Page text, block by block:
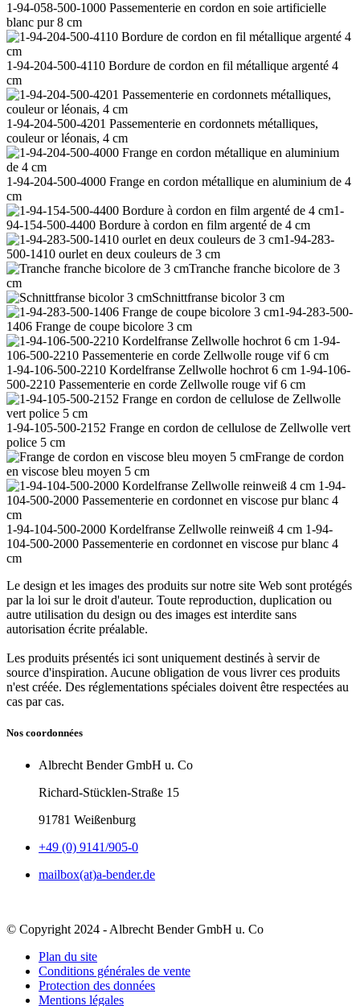
1-94-058-500-1000 Passementerie en cordon en soie artificielle
blanc pur 8 cm
1-94-204-500-4110 Bordure de cordon en fil métallique argenté 4
cm
1-94-204-500-4201 Passementerie en cordonnets métalliques,
couleur or léonais, 4 cm
1-94-204-500-4000 Frange en cordon métallique en aluminium de 4
cm
1-
94-154-500-4400 Bordure à cordon en film argenté de 4 cm
1-94-283-
500-1410 ourlet en deux couleurs de 3 cm
Tranche franche bicolore de 3
cm
Schnittfranse bicolor 3 cm
1-94-283-500-
1406 Frange de coupe bicolore 3 cm
1-94-106-500-2210 Kordelfranse Zellwolle hochrot 6 cm 1-94-106-
500-2210 Passementerie en corde Zellwolle rouge vif 6 cm
1-94-105-500-2152 Frange en cordon de cellulose de Zellwolle vert
police 5 cm
Frange de cordon
en viscose bleu moyen 5 cm
1-94-104-500-2000 Kordelfranse Zellwolle reinweiß 4 cm 1-94-
104-500-2000 Passementerie en cordonnet en viscose pur blanc 4
cm
Le design et les images des produits sur notre site Web sont protégés
par la loi sur le droit d'auteur. Toute reproduction, duplication ou
autre utilisation du design ou des images est interdite sans
autorisation écrite préalable.
Les produits présentés ici sont uniquement destinés à servir de
source d'inspiration. Aucune obligation de vous livrer ces produits
n'est créée. Des réglementations spéciales doivent être respectées au
cas par cas.
Nos coordonnées
Albrecht Bender GmbH u. Co
Richard-Stücklen-Straße 15
91781 Weißenburg
+49 (0) 9141/905-0
mailbox(at)a-bender.de
© Copyright 2024 - Albrecht Bender GmbH u. Co
Plan du site
Conditions générales de vente
Protection des données
Mentions légales